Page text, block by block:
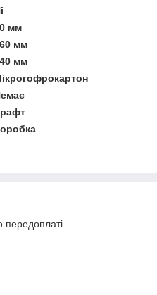
мм
мм
мм
передоплаті.